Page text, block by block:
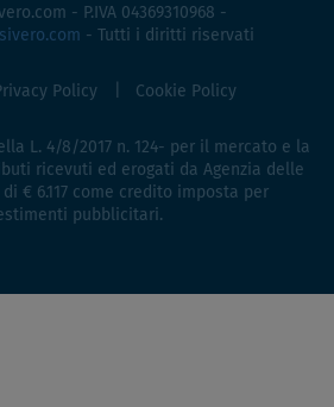
- P.IVA 04369310968 -
- Tutti i diritti riservati
Policy Cookie Policy
L. 4/8/2017 n. 124- per il mercato e la
ricevuti ed erogati da Agenzia delle
€ 6.117 come credito imposta per
pubblicitari.